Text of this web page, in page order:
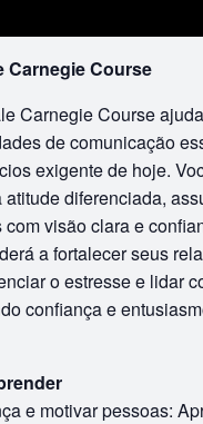
Carnegie Course
Carnegie Course
de comunicação
exigente de hoje.
diferenciada,
visão clara e
a fortalecer seus
o estresse e lidar
confiança e
e motivar pessoas: